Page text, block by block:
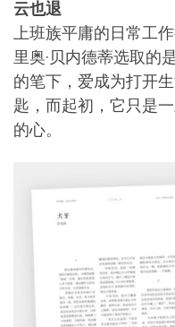
云也退
上班族平庸的日常工
里奥·贝内德蒂选取的
的笔下，爱成为打开
匙，而起初，它只是
的心。